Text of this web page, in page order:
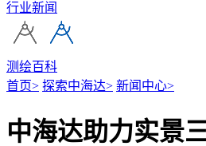
行业新闻
测绘百科
首页> 探索中海达> 新闻中心>
中海达助力实景